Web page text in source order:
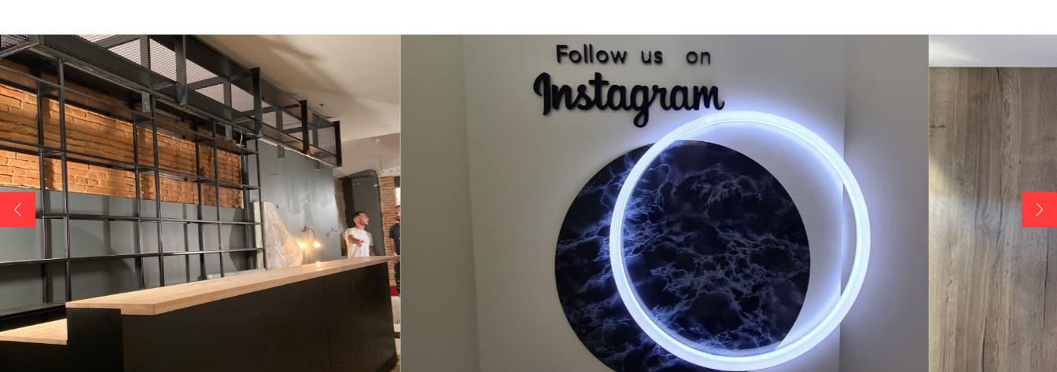
Textes évidés
Enseignes lettres boitiers
Enseignes drapeaux
Enseigne lettres découpées & bandeau LED
Enseignes néons
Enseignes bois
Mélange de styles
Enseignes lettres points LED
Totem
Store & lambrequin
Devanture aluminium
Marquage véhicule
Semi-covering
Marquage partiel
Marquage bateaux
Signalétique Pharmacie
Croix de pharmacie
Enseignes lumineuses
Signalétique
Agencement
Décoration
Meubles & comptoirs
Stand & salon